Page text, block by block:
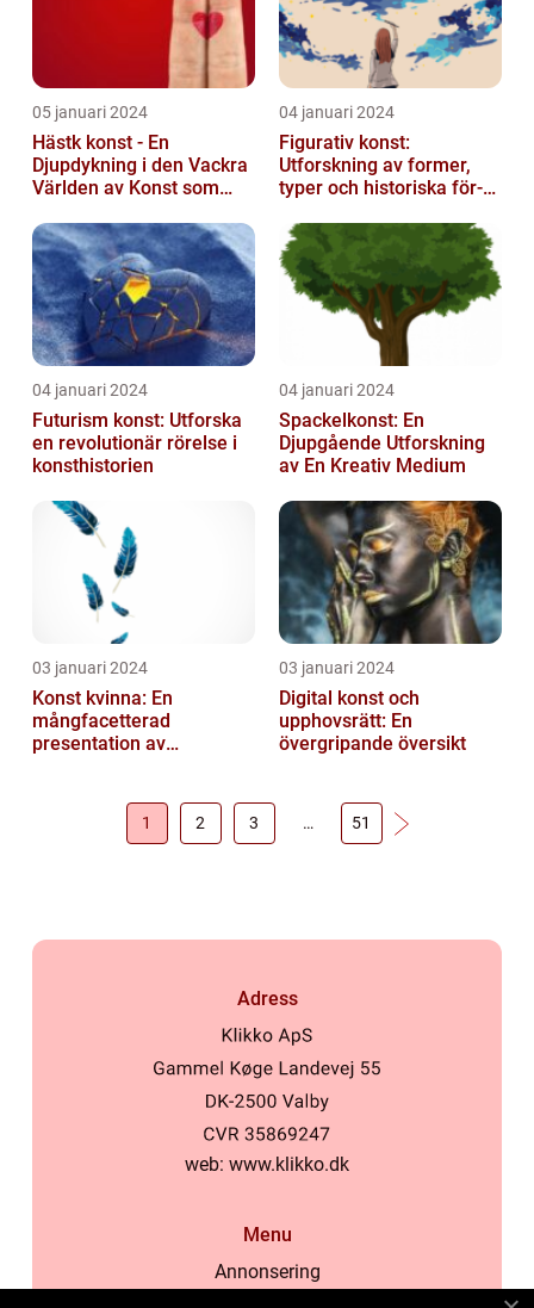
05 januari 2024
Hästk konst - En
Djupdykning i den Vackra
Världen av Konst som
04 januari 2024
Figurativ konst:
Utforskning av former,
typer och historiska för-
04 januari 2024
Futurism konst: Utforska
en revolutionär rörelse i
konsthistorien
04 januari 2024
Spackelkonst: En
Djupgående Utforskning
av En Kreativ Medium
03 januari 2024
Konst kvinna: En
mångfacetterad
presentation av
03 januari 2024
Digital konst och
upphovsrätt: En
övergripande översikt
1 2 3 … 51
Adress
web: www.klikko.dk
Menu
Annonsering